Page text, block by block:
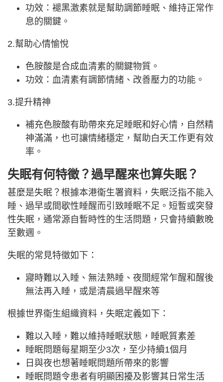
功效：褪黑激素就是幫助調節睡眠、維持正常作
息的關鍵。
2.幫助心情愉悅
色胺酸是合成血清素的關鍵物質。
功效：血清素有調節情緒、改善壓力的功能。
3.提升精神
補充色胺酸有助帶來充足睡眠和好心情，自然精
神滿滿，也可讓情緒穩定，幫助白天工作更有效
率。
失眠有何特徵？過早醒來也算失眠？
甚麼是失眠？根據本港衞生署資料，失眠泛指不能入
睡、過早或間歇性睡醒而引致睡眠不足。短暫或突發
性失眠，通常源自暫時性的生活問題，只會持續數晚
至數週。
失眠的常見特徵如下：
寢時難以入睡、無法熟睡、夜間經常乍醒和醒後
無法再入睡，或是清晨過早醒來等
根據世界衞生組織資料，失眠定義如下：
難以入睡，難以維持睡眠狀態，睡眠質素差
睡眠問題每星期至少3次，至少持續1個月
日與夜也想著睡眠問題所帶來的影響
睡眠問題令患者有明顯困擾及影響其日常生活